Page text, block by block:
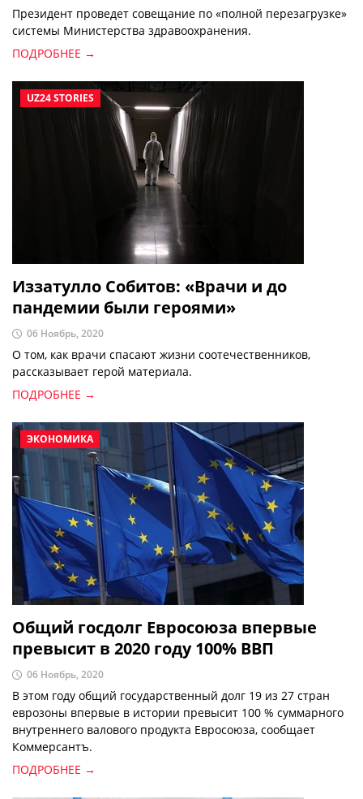
Президент проведет совещание по «полной перезагрузке»
системы Министерства здравоохранения.
ПОДРОБНЕЕ →
UZ24 STORIES
Иззатулло Собитов: «Врачи и до
пандемии были героями»
06 Ноябрь, 2020
О том, как врачи спасают жизни соотечественников,
рассказывает герой материала.
ПОДРОБНЕЕ →
ЭКОНОМИКА
Общий госдолг Евросоюза впервые
превысит в 2020 году 100% ВВП
06 Ноябрь, 2020
В этом году общий государственный долг 19 из 27 стран
еврозоны впервые в истории превысит 100 % суммарного
внутреннего валового продукта Евросоюза, сообщает
Коммерсантъ.
ПОДРОБНЕЕ →